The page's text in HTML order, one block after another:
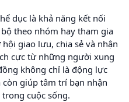
dục là khả năng kết nối
theo nhóm hay tham gia
giao lưu, chia sẻ và nhận
cực từ những người xung
không chỉ là động lực
giúp tâm trí bạn nhận
cuộc sống.